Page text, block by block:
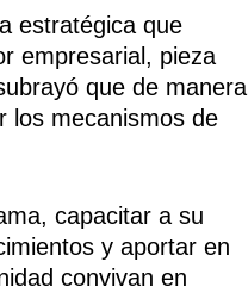
estratégica que
empresarial, pieza
que de manera
los mecanismos de
capacitar a su
y aportar en
convivan en